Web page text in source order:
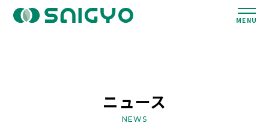
MENU
ニュース
NEWS